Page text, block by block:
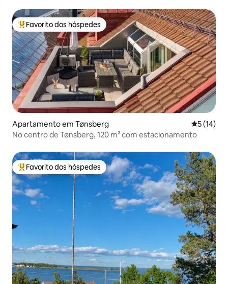
Favoritos dos hóspedes mais apreciados
Favorito dos hóspedes
Apartamento em Tønsberg
5 (14)
No centro de Tønsberg, 120 m² com estacionamento
Favoritos dos hóspedes mais apreciados
Favorito dos hóspedes